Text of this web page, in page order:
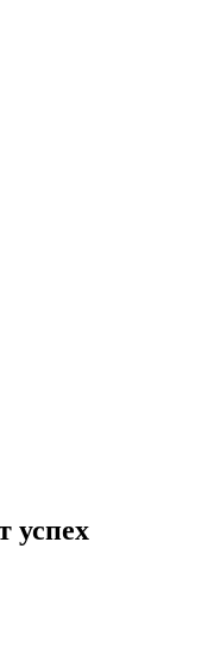
успех